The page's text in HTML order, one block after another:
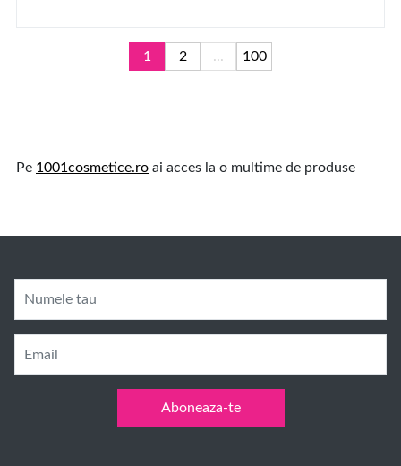
1 2 ... 100
Pe 1001cosmetice.ro ai acces la o multime de produse
Numele tau
Email
Aboneaza-te